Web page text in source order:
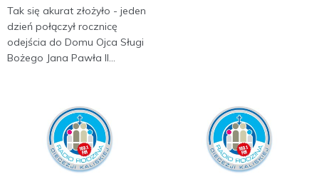
Tak się akurat złożyło - jeden
dzień połączył rocznicę
odejścia do Domu Ojca Sługi
Bożego Jana Pawła II...